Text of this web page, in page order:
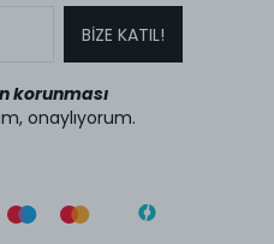
BİZE KATIL!
korunması
onaylıyorum.